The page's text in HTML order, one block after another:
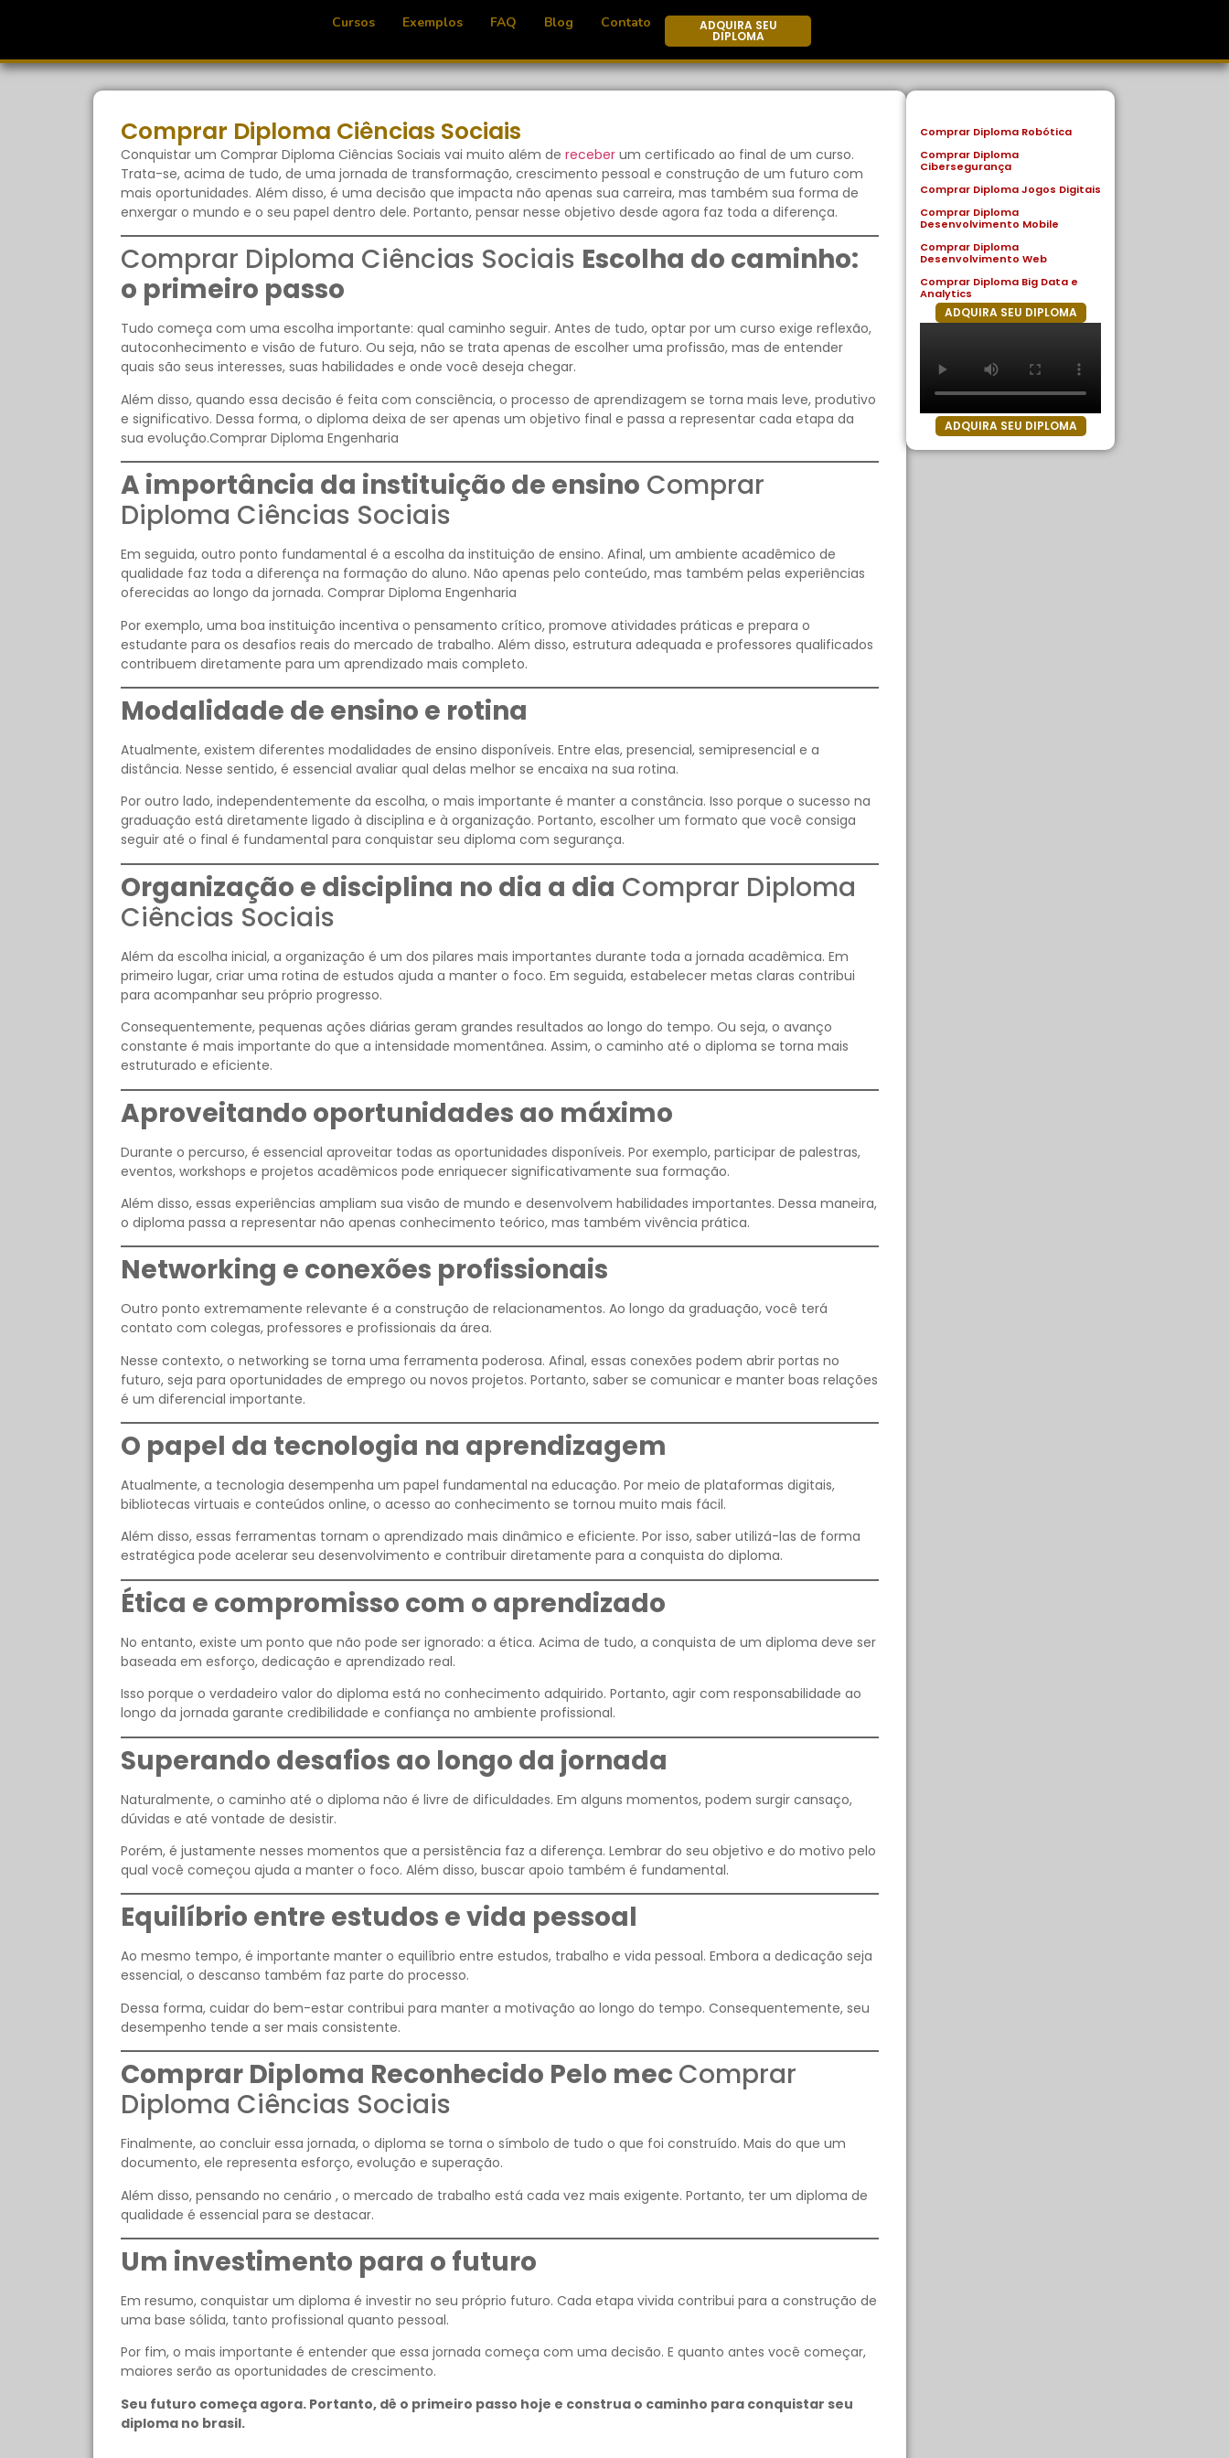
Cursos Exemplos FAQ Blog Contato ADQUIRA SEU
DIPLOMA
Comprar Diploma Ciências Sociais
Conquistar um Comprar Diploma Ciências Sociais vai muito além de receber um certificado ao final de um curso.
Trata-se, acima de tudo, de uma jornada de transformação, crescimento pessoal e construção de um futuro com
mais oportunidades. Além disso, é uma decisão que impacta não apenas sua carreira, mas também sua forma de
enxergar o mundo e o seu papel dentro dele. Portanto, pensar nesse objetivo desde agora faz toda a diferença.
Comprar Diploma Ciências Sociais Escolha do caminho:
o primeiro passo
Tudo começa com uma escolha importante: qual caminho seguir. Antes de tudo, optar por um curso exige reflexão,
autoconhecimento e visão de futuro. Ou seja, não se trata apenas de escolher uma profissão, mas de entender
quais são seus interesses, suas habilidades e onde você deseja chegar.
Além disso, quando essa decisão é feita com consciência, o processo de aprendizagem se torna mais leve, produtivo
e significativo. Dessa forma, o diploma deixa de ser apenas um objetivo final e passa a representar cada etapa da
sua evolução.Comprar Diploma Engenharia
A importância da instituição de ensino Comprar
Diploma Ciências Sociais
Em seguida, outro ponto fundamental é a escolha da instituição de ensino. Afinal, um ambiente acadêmico de
qualidade faz toda a diferença na formação do aluno. Não apenas pelo conteúdo, mas também pelas experiências
oferecidas ao longo da jornada. Comprar Diploma Engenharia
Por exemplo, uma boa instituição incentiva o pensamento crítico, promove atividades práticas e prepara o
estudante para os desafios reais do mercado de trabalho. Além disso, estrutura adequada e professores qualificados
contribuem diretamente para um aprendizado mais completo.
Modalidade de ensino e rotina
Atualmente, existem diferentes modalidades de ensino disponíveis. Entre elas, presencial, semipresencial e a
distância. Nesse sentido, é essencial avaliar qual delas melhor se encaixa na sua rotina.
Por outro lado, independentemente da escolha, o mais importante é manter a constância. Isso porque o sucesso na
graduação está diretamente ligado à disciplina e à organização. Portanto, escolher um formato que você consiga
seguir até o final é fundamental para conquistar seu diploma com segurança.
Organização e disciplina no dia a dia Comprar Diploma
Ciências Sociais
Além da escolha inicial, a organização é um dos pilares mais importantes durante toda a jornada acadêmica. Em
primeiro lugar, criar uma rotina de estudos ajuda a manter o foco. Em seguida, estabelecer metas claras contribui
para acompanhar seu próprio progresso.
Consequentemente, pequenas ações diárias geram grandes resultados ao longo do tempo. Ou seja, o avanço
constante é mais importante do que a intensidade momentânea. Assim, o caminho até o diploma se torna mais
estruturado e eficiente.
Aproveitando oportunidades ao máximo
Durante o percurso, é essencial aproveitar todas as oportunidades disponíveis. Por exemplo, participar de palestras,
eventos, workshops e projetos acadêmicos pode enriquecer significativamente sua formação.
Além disso, essas experiências ampliam sua visão de mundo e desenvolvem habilidades importantes. Dessa maneira,
o diploma passa a representar não apenas conhecimento teórico, mas também vivência prática.
Networking e conexões profissionais
Outro ponto extremamente relevante é a construção de relacionamentos. Ao longo da graduação, você terá
contato com colegas, professores e profissionais da área.
Nesse contexto, o networking se torna uma ferramenta poderosa. Afinal, essas conexões podem abrir portas no
futuro, seja para oportunidades de emprego ou novos projetos. Portanto, saber se comunicar e manter boas relações
é um diferencial importante.
O papel da tecnologia na aprendizagem
Atualmente, a tecnologia desempenha um papel fundamental na educação. Por meio de plataformas digitais,
bibliotecas virtuais e conteúdos online, o acesso ao conhecimento se tornou muito mais fácil.
Além disso, essas ferramentas tornam o aprendizado mais dinâmico e eficiente. Por isso, saber utilizá-las de forma
estratégica pode acelerar seu desenvolvimento e contribuir diretamente para a conquista do diploma.
Ética e compromisso com o aprendizado
No entanto, existe um ponto que não pode ser ignorado: a ética. Acima de tudo, a conquista de um diploma deve ser
baseada em esforço, dedicação e aprendizado real.
Isso porque o verdadeiro valor do diploma está no conhecimento adquirido. Portanto, agir com responsabilidade ao
longo da jornada garante credibilidade e confiança no ambiente profissional.
Superando desafios ao longo da jornada
Naturalmente, o caminho até o diploma não é livre de dificuldades. Em alguns momentos, podem surgir cansaço,
dúvidas e até vontade de desistir.
Porém, é justamente nesses momentos que a persistência faz a diferença. Lembrar do seu objetivo e do motivo pelo
qual você começou ajuda a manter o foco. Além disso, buscar apoio também é fundamental.
Equilíbrio entre estudos e vida pessoal
Ao mesmo tempo, é importante manter o equilíbrio entre estudos, trabalho e vida pessoal. Embora a dedicação seja
essencial, o descanso também faz parte do processo.
Dessa forma, cuidar do bem-estar contribui para manter a motivação ao longo do tempo. Consequentemente, seu
desempenho tende a ser mais consistente.
Comprar Diploma Reconhecido Pelo mecComprar
Diploma Ciências Sociais
Finalmente, ao concluir essa jornada, o diploma se torna o símbolo de tudo o que foi construído. Mais do que um
documento, ele representa esforço, evolução e superação.
Além disso, pensando no cenário , o mercado de trabalho está cada vez mais exigente. Portanto, ter um diploma de
qualidade é essencial para se destacar.
Um investimento para o futuro
Em resumo, conquistar um diploma é investir no seu próprio futuro. Cada etapa vivida contribui para a construção de
uma base sólida, tanto profissional quanto pessoal.
Por fim, o mais importante é entender que essa jornada começa com uma decisão. E quanto antes você começar,
maiores serão as oportunidades de crescimento.
Seu futuro começa agora. Portanto, dê o primeiro passo hoje e construa o caminho para conquistar seu
diploma no brasil.
Comprar Diploma Robótica
Comprar Diploma
Cibersegurança
Comprar Diploma Jogos Digitais
Comprar Diploma
Desenvolvimento Mobile
Comprar Diploma
Desenvolvimento Web
Comprar Diploma Big Data e
Analytics
ADQUIRA SEU DIPLOMA
ADQUIRA SEU DIPLOMA